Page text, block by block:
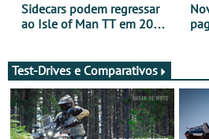
Sidecars podem regressar
ao Isle of Man TT em 2027
Test-Drives e Comparativos